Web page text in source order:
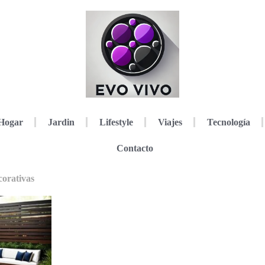
Jardin Lifestyle Viajes Tecnología
Contacto